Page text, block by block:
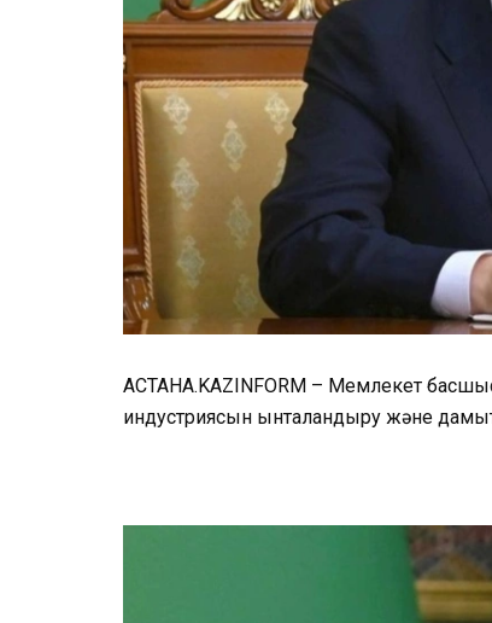
АСТАНА.KAZINFORM – Мемлекет
индустриясын ынталандыру және